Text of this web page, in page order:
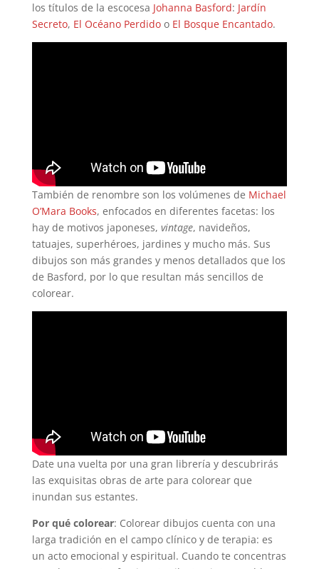
los títulos de la escocesa Johanna Basford: Jardín
Secreto, El Océano Perdidoo El Bosque Encantado.
También de renombre son los volúmenes de Michael
O’Mara Books, enfocados en diferentes facetas: los
hay de motivos japoneses, vintage, navideños,
tatuajes, superhéroes, jardines y mucho más. Sus
dibujos son más grandes y menos detallados que los
de Basford, por lo que resultan más sencillos de
colorear.
Date una vuelta por una gran librería y descubrirás
las exquisitas obras de arte para colorear que
inundan sus estantes.
Por qué colorear: Colorear dibujos cuenta con una
larga tradición en el campo clínico y de terapia: es
un acto emocional y espiritual. Cuando te concentras